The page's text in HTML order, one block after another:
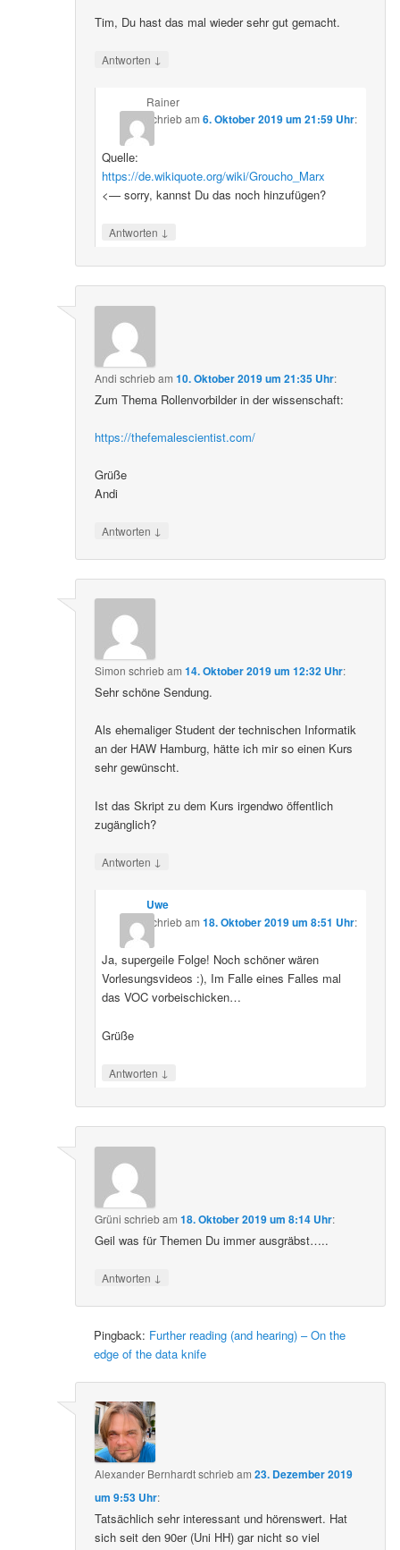
Tim, Du hast das mal wieder sehr gut gemacht.
Antworten ↓
Rainer
schriebam 6. Oktober 2019 um 21:59 Uhr:
Quelle:
https://de.wikiquote.org/wiki/Groucho_Marx
<— sorry, kannst Du das noch hinzufügen?
Antworten ↓
Andi schriebam10. Oktober 2019 um 21:35 Uhr:
Zum Thema Rollenvorbilder in der wissenschaft:
https://thefemalescientist.com/
Grüße
Andi
Antworten ↓
Simon schriebam14. Oktober 2019 um 12:32 Uhr:
Sehr schöne Sendung.
Als ehemaliger Student der technischen Informatik
an der HAW Hamburg, hätte ich mir so einen Kurs
sehr gewünscht.
Ist das Skript zu dem Kurs irgendwo öffentlich
zugänglich?
Antworten ↓
Uwe
schriebam 18. Oktober 2019 um 8:51 Uhr:
Ja, supergeile Folge! Noch schöner wären
Vorlesungsvideos :), Im Falle eines Falles mal
das VOC vorbeischicken…
Grüße
Antworten ↓
Grüni schriebam18. Oktober 2019 um 8:14 Uhr:
Geil was für Themen Du immer ausgräbst…..
Antworten ↓
Pingback: Further reading (and hearing) – On the
edge of the data knife
Alexander Bernhardtschriebam23. Dezember 2019
um 9:53 Uhr:
Tatsächlich sehr interessant und hörenswert. Hat
sich seit den 90er (Uni HH) gar nicht so viel